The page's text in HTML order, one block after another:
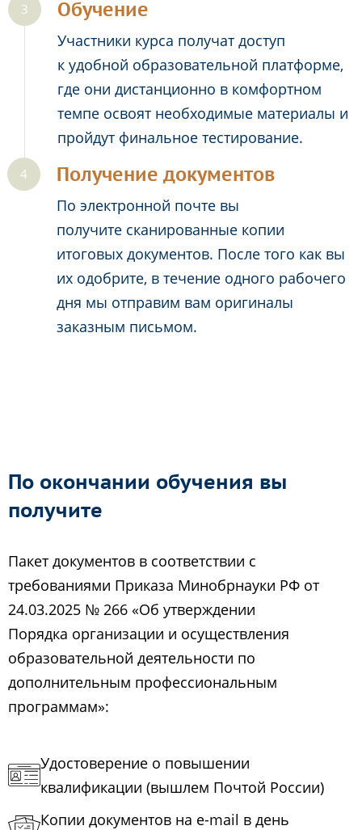
Обучение
Участники курса получат доступ
к удобной образовательной платформе,
где они дистанционно в комфортном
темпе освоят необходимые материалы и
пройдут финальное тестирование.
Получение документов
По электронной почте вы
получите сканированные копии
итоговых документов. После того как вы
их одобрите, в течение одного рабочего
дня мы отправим вам оригиналы
заказным письмом.
По окончании обучения вы
получите
Пакет документов в соответствии с
требованиями Приказа Минобрнауки РФ от
24.03.2025 № 266 «Об утверждении
Порядка организации и осуществления
образовательной деятельности по
дополнительным профессиональным
программам»:
Удостоверение о повышении
квалификации (вышлем Почтой России)
Копии документов на e-mail в день